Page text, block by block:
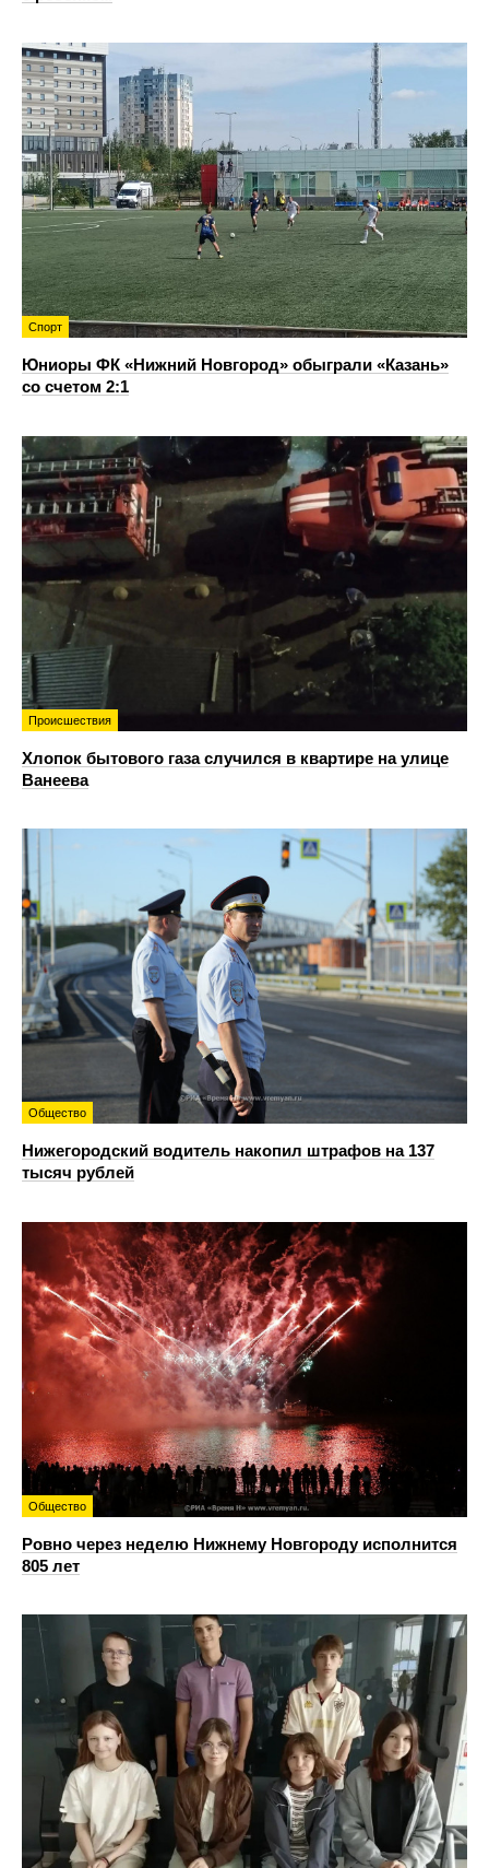
Спорт
Юниоры ФК «Нижний Новгород» обыграли «Казань»
со счетом 2:1
Происшествия
Хлопок бытового газа случился в квартире на улице
Ванеева
Общество
Нижегородский водитель накопил штрафов на 137
тысяч рублей
Общество
Ровно через неделю Нижнему Новгороду исполнится
805 лет